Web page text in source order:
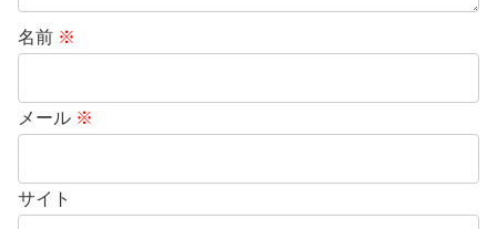
名前 ※
メール ※
サイト